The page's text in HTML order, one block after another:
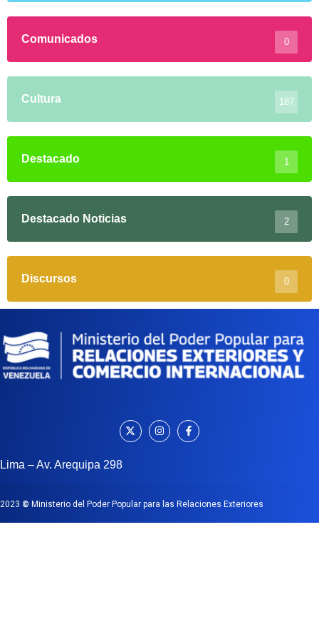
Comunicados 0
Cultura 187
Destacado 1
Destacado Noticias 2
Discursos 0
Lima – Av. Arequipa 298
2023 © Ministerio del Poder Popular para las Relaciones Exteriores